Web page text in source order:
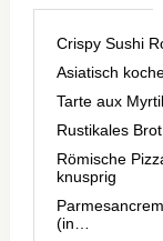
Crispy Sushi
Asiatisch
Tarte aux
Rustikales
Römische
knusprig
(in…